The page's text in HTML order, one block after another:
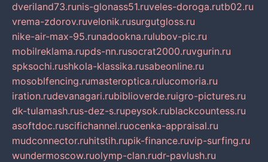
dveriland73.runis-glonass51.ruveles-doroga.rutb02.ru
vrema-zdorov.ruvelonik.rusurgutgloss.ru
nike-air-max-95.runadookna.rulubov-pic.ru
mobilreklama.rupds-nn.rusocrat2000.ruvgurin.ru
spksochi.rushkola-klassika.rusabeonline.ru
mosoblfencing.rumasteroptica.rulucomoria.ru
iration.rudevanagari.rubiblioverde.ruigro-pictures.ru
dk-tulamash.rus-dez-s.rupeysok.rublackcountess.ru
asoftdoc.ruscifichannel.ruocenka-appraisal.ru
mudconnector.ruhitstih.rupik-finance.ruvip-surfing.ru
wundermoscow.ruolymp-clan.rudr-pavlush.ru